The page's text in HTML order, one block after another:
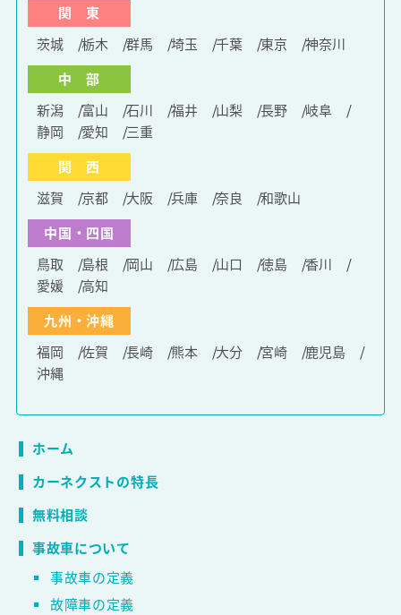
関 東
茨城
栃木 群馬 埼玉 千葉 東京
神奈川
中 部
新潟
富山 石川 福井 山梨 長野
岐阜
静岡
愛知
三重
関 西
滋賀
京都 大阪 兵庫 奈良
和歌山
中国・四国
鳥取
島根 岡山 広島 山口 徳島
香川
愛媛
高知
九州・沖縄
福岡
佐賀 長崎 熊本 大分 宮崎
鹿児島
沖縄
ホーム
カーネクストの特長
無料相談
事故車について
事故車の定義
故障車の定義